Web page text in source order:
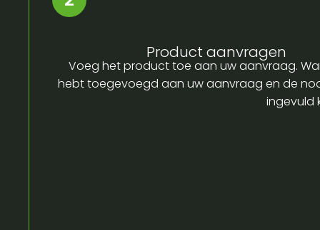
Product aanvragen
Voeg het product toe aan uw aanvraag.
hebt toegevoegd aan uw aanvraag en de
ingevuld